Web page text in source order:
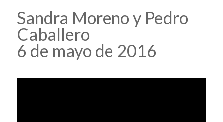
Sandra Moreno y Pedro
Caballero
6 de mayo de 2016